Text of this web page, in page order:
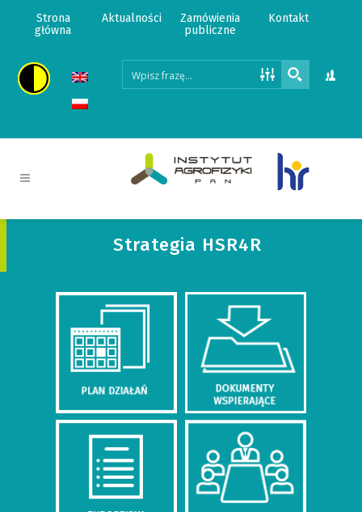
Strona
główna
Aktualności
Zamówienia
publiczne
Kontakt
Strategia HSR4R